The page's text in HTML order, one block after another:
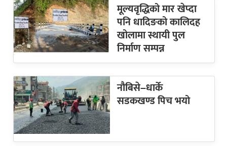
मूल्यवृद्धिको मार खेप्दा
पनि धादिङको कालिदह
खोलामा स्थायी पुल
निर्माण सम्पन्न
नौबिसे–धार्के
सडकखण्ड पिच भयो